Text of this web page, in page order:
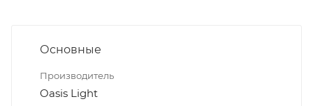
Основные
Производитель
Oasis Light